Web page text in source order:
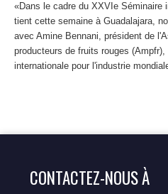
«Dans le cadre du XXVIe Séminaire
tient cette semaine à Guadalajara,
avec Amine Bennani, président de
producteurs de fruits rouges
internationale pour l'industrie
CONTACTEZ-NOUS À